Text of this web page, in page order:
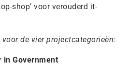
shop’ voor verouderd it-
de vier projectcategorieën:
in Government